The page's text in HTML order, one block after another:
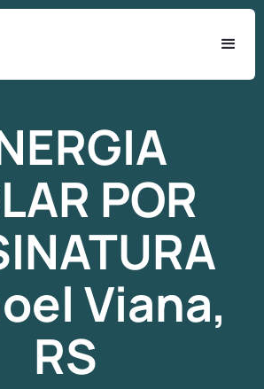
POR
Viana,
RS